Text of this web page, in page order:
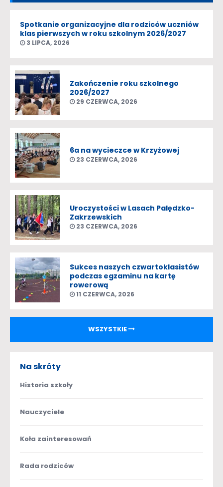
Spotkanie organizacyjne dla rodziców uczniów
klas pierwszych w roku szkolnym 2026/2027
3 LIPCA, 2026
Zakończenie roku szkolnego
2026/2027
29 CZERWCA, 2026
6a na wycieczce w Krzyżowej
23 CZERWCA, 2026
Uroczystości w Lasach Palędzko-
Zakrzewskich
23 CZERWCA, 2026
Sukces naszych czwartoklasistów
podczas egzaminu na kartę
rowerową
11 CZERWCA, 2026
WSZYSTKIE
Na skróty
Historia szkoły
Nauczyciele
Koła zainteresowań
Rada rodziców